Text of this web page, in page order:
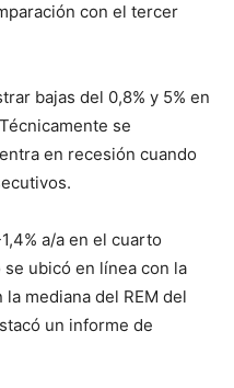
con el tercer
bajas del 0,8% y 5% en
se
en recesión cuando
a/a en el cuarto
ubicó en línea con la
mediana del REM del
un informe de